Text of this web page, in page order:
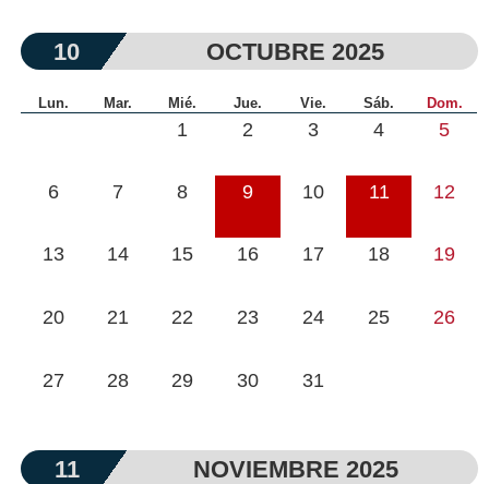
10 OCTUBRE 2025
Lun. Mar. Mié. Jue. Vie. Sáb. Dom.
1 2 3 4 5
6 7 8 9 10 11 12
13 14 15 16 17 18 19
20 21 22 23 24 25 26
27 28 29 30 31
11 NOVIEMBRE 2025